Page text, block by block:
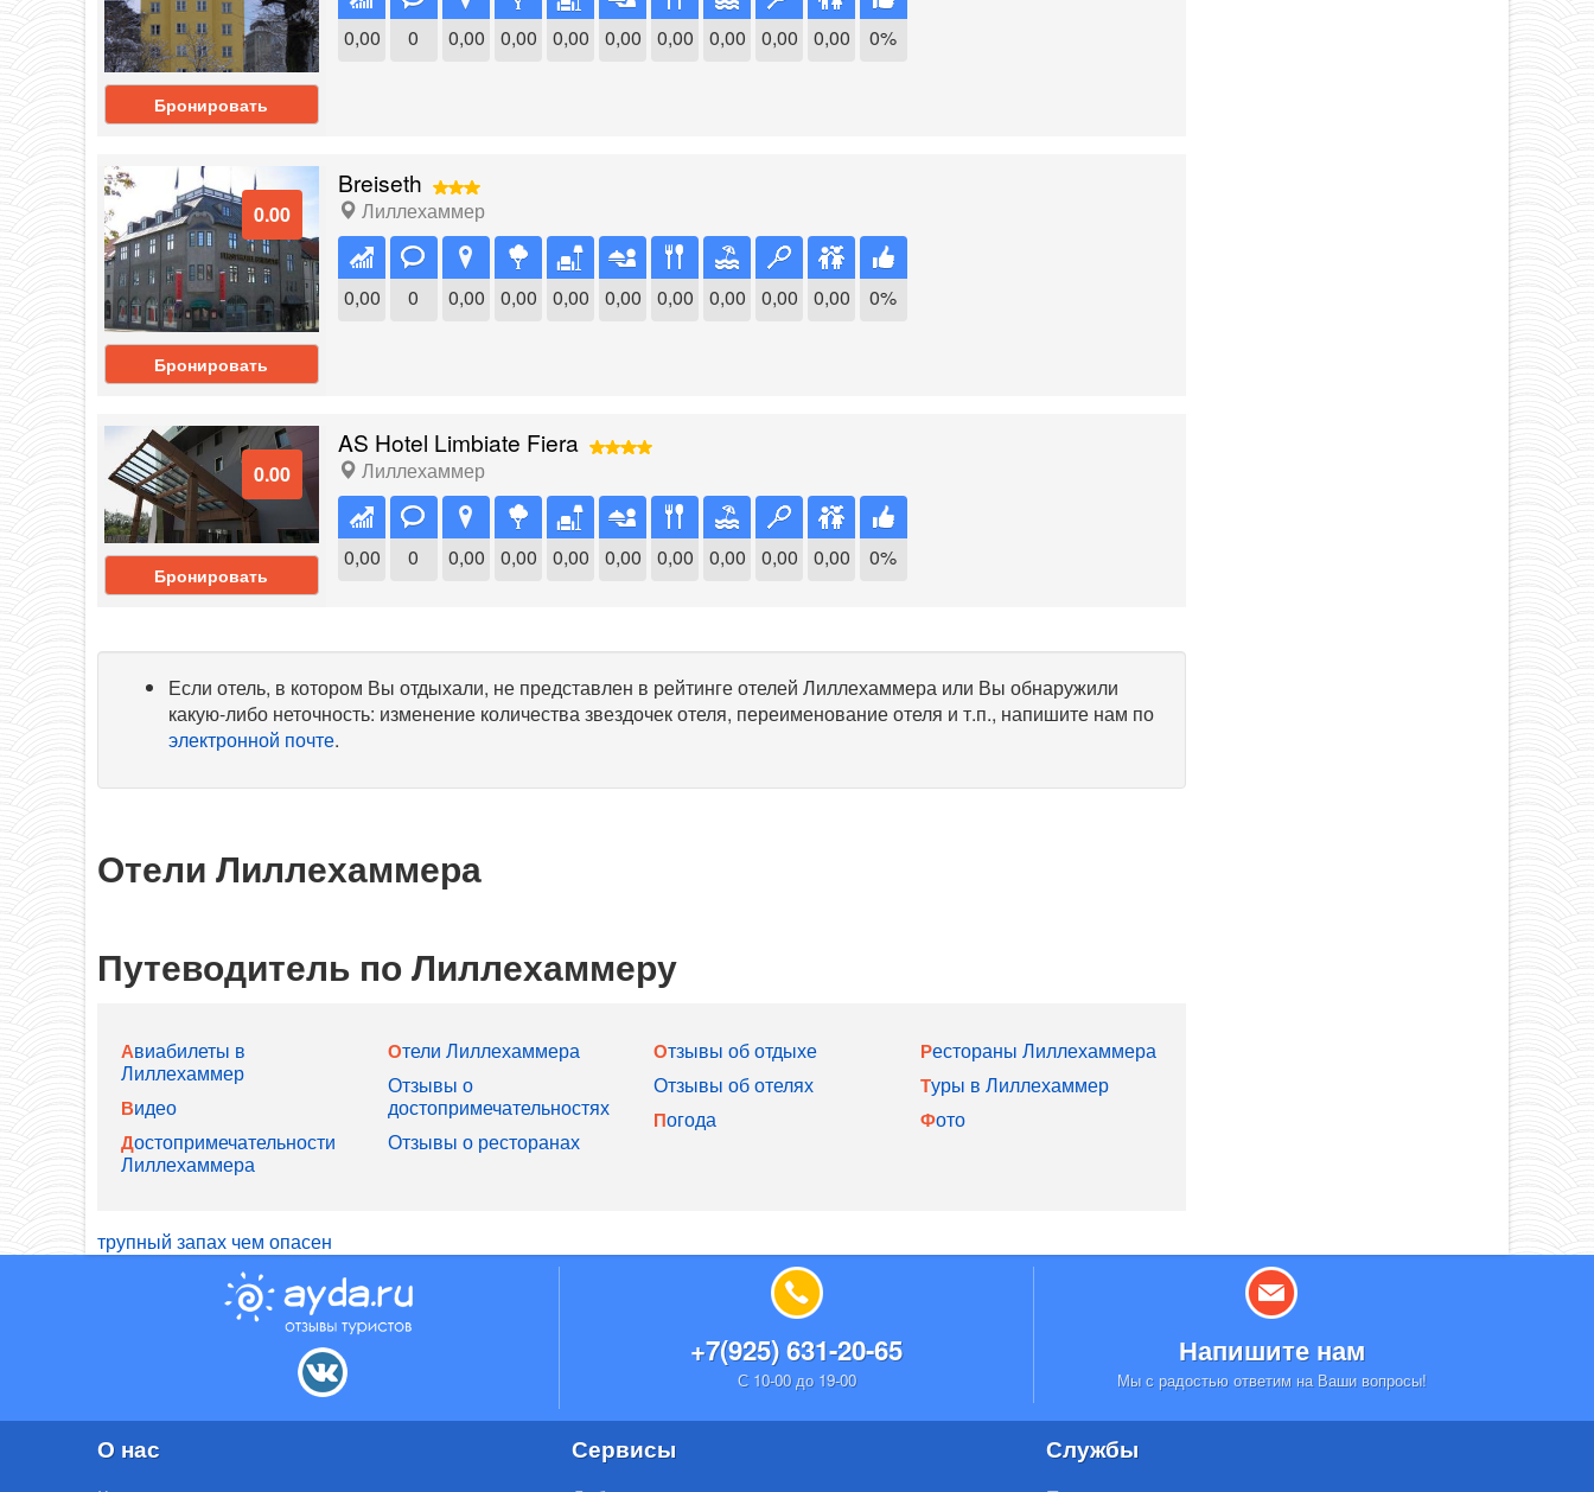
Бронировать
0,00 0 0,00 0,00 0,00 0,00 0,00 0,00 0,00 0,00 0%
0.00
Бронировать
Breiseth
Лиллехаммер
0,00 0 0,00 0,00 0,00 0,00 0,00 0,00 0,00 0,00 0%
0.00
Бронировать
AS Hotel Limbiate Fiera
Лиллехаммер
0,00 0 0,00 0,00 0,00 0,00 0,00 0,00 0,00 0,00 0%
Если отель, в котором Вы отдыхали, не представлен в рейтинге отелей Лиллехаммера или Вы обнаружили
какую-либо неточность: изменение количества звездочек отеля, переименование отеля и т.п., напишите нам по
электронной почте.
Отели Лиллехаммера
Путеводитель по Лиллехаммеру
Авиабилеты в
Лиллехаммер
Видео
Достопримечательности
Лиллехаммера
Отели Лиллехаммера
Отзывы о
достопримечательностях
Отзывы о ресторанах
Отзывы об отдыхе
Отзывы об отелях
Погода
Рестораны Лиллехаммера
Туры в Лиллехаммер
Фото
трупный запах чем опасен
+7(925) 631-20-65
С 10-00 до 19-00
Напишите нам
Мы с радостью ответим на Ваши вопросы!
О нас Сервисы Службы